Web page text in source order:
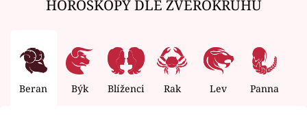
HOROSKOPY DLE ZVĚROKRUHU
Beran Býk Blíženci Rak Lev Panna